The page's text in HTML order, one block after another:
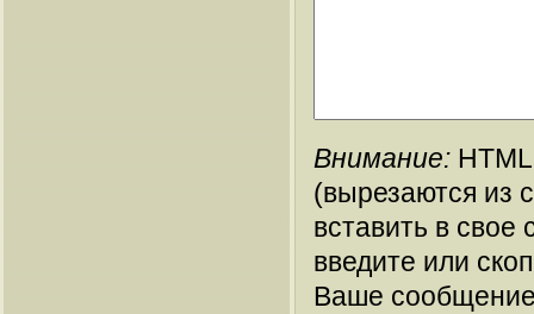
Внимание:
(вырезаются из
вставить в
введите или
Ваше